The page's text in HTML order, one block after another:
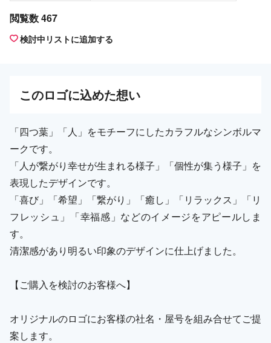
閲覧数 467
検討中リストに追加する
このロゴに込めた想い
「四つ葉」「人」をモチーフにしたカラフルなシンボルマ
ークです。
「人が繋がり幸せが生まれる様子」「個性が集う様子」を
表現したデザインです。
「喜び」「希望」「繋がり」「癒し」「リラックス」「リ
フレッシュ」「幸福感」などのイメージをアピールしま
す。
清潔感があり明るい印象のデザインに仕上げました。
【ご購入を検討のお客様へ】
オリジナルのロゴにお客様の社名・屋号を組み合せてご提
案します。